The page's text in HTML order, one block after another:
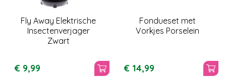
Fly Away Elektrische
Insectenverjager
Zwart
€ 9,99
Fondueset met
Vorkjes Porselein
€ 14,99